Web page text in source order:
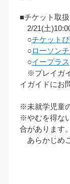
■チケット取
2/21(土
○チケット
○ローソン
○イープラス
※プレイガイ
イガイドにお
※未就学児童
※やむを得な
合があります。
あらかじめ